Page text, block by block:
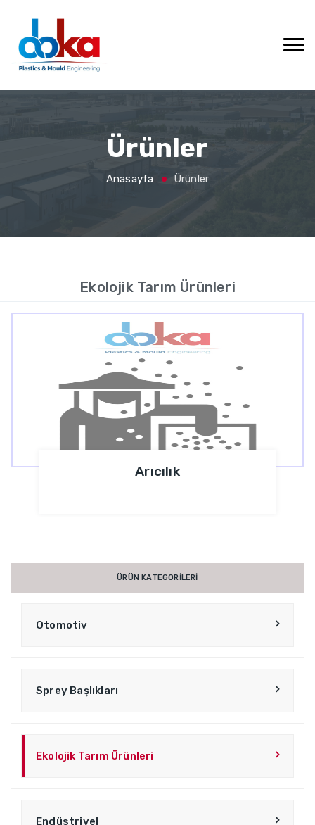
Ürünler
Anasayfa Ürünler
ÜRÜN KATEGORİLERİ
Otomotiv
Sprey Başlıkları
Ekolojik Tarım Ürünleri
Endüstriyel
Ekolojik Tarım Ürünleri
Arıcılık